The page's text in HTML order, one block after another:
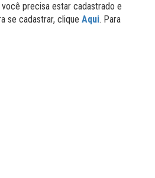
precisa estar cadastrado e
se cadastrar, clique Aqui. Para